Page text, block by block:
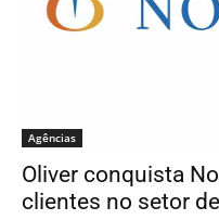
Agências
Oliver conquista
clientes no setor